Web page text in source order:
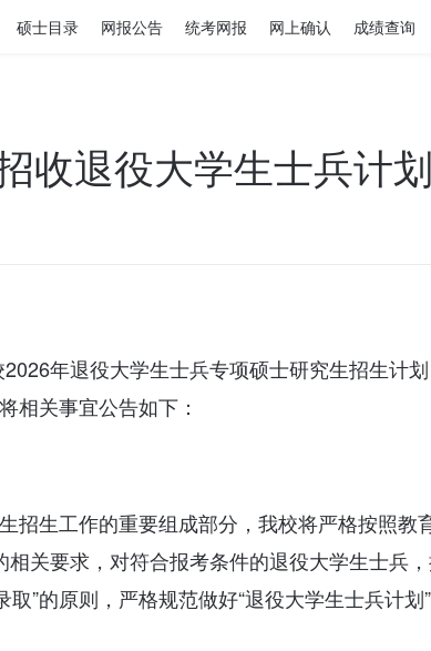
硕士目录 网报公告 统考网报 网上确认 成绩查询
收退役大学生士兵计
年退役大学生士兵专项硕士研究生招生计
相关事宜公告如下：
招生工作的重要组成部分，我校将严格按照教
相关要求，对符合报考条件的退役大学生士兵
”的原则，严格规范做好“退役大学生士兵计划